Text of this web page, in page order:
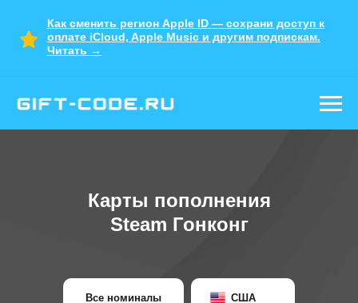
Гарантия на весь товар
оплате iCloud, Apple Music и другим подпискам.
Читать →
Удобная покупка в Telegram
все про Apple
США
Карты пополнения
Steam Гонконг
Все номиналы